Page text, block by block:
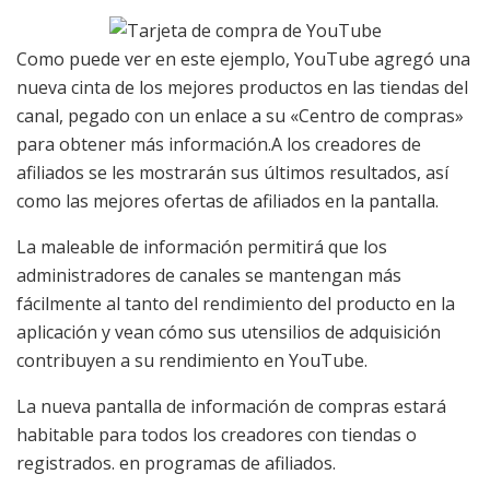
Como puede ver en este ejemplo, YouTube agregó una
nueva cinta de los mejores productos en las tiendas del
canal, pegado con un enlace a su «Centro de compras»
para obtener más información.A los creadores de
afiliados se les mostrarán sus últimos resultados, así
como las mejores ofertas de afiliados en la pantalla.
La maleable de información permitirá que los
administradores de canales se mantengan más
fácilmente al tanto del rendimiento del producto en la
aplicación y vean cómo sus utensilios de adquisición
contribuyen a su rendimiento en YouTube.
La nueva pantalla de información de compras estará
habitable para todos los creadores con tiendas o
registrados. en programas de afiliados.